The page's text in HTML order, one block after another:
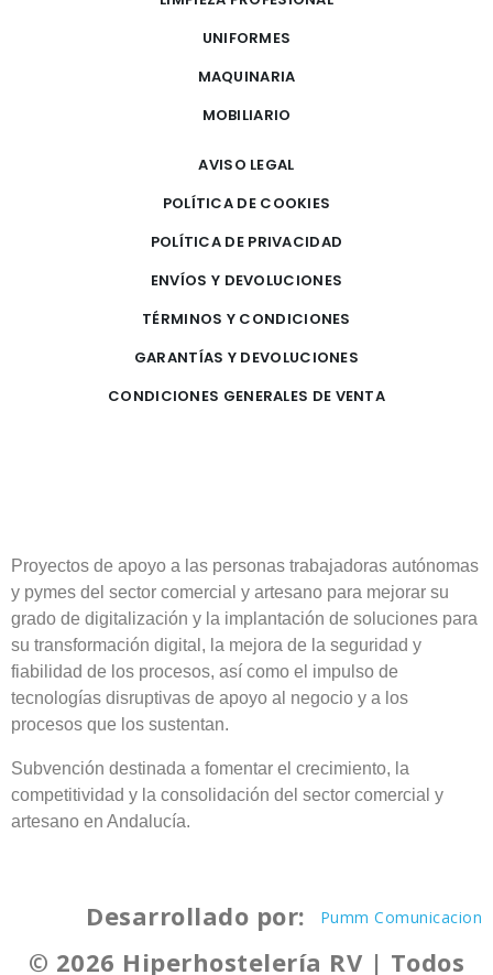
UNIFORMES
MAQUINARIA
MOBILIARIO
AVISO LEGAL
POLÍTICA DE COOKIES
POLÍTICA DE PRIVACIDAD
ENVÍOS Y DEVOLUCIONES
TÉRMINOS Y CONDICIONES
GARANTÍAS Y DEVOLUCIONES
CONDICIONES GENERALES DE VENTA
Proyectos de apoyo a las personas trabajadoras autónomas
y pymes del sector comercial y artesano para mejorar su
grado de digitalización y la implantación de soluciones para
su transformación digital, la mejora de la seguridad y
fiabilidad de los procesos, así como el impulso de
tecnologías disruptivas de apoyo al negocio y a los
procesos que los sustentan.
Subvención destinada a fomentar el crecimiento, la
competitividad y la consolidación del sector comercial y
artesano en Andalucía.
Desarrollado por: Pumm Comunicacion
© 2026 Hiperhostelería RV | Todos